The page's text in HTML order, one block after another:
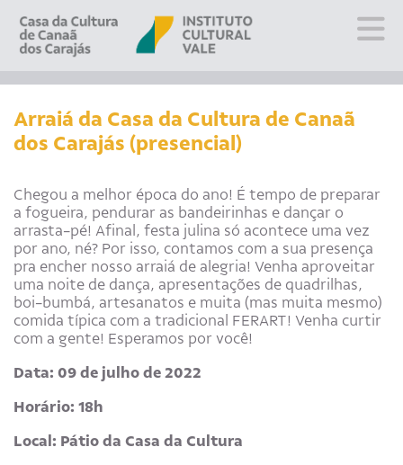
Sobre
Visite
Editais
Fale conosco
PT ES
Arraiá da Casa da Cultura de Canaã
dos Carajás (presencial)
Chegou a melhor época do ano! É tempo de preparar
a fogueira, pendurar as bandeirinhas e dançar o
arrasta-pé! Afinal, festa julina só acontece uma vez
por ano, né? Por isso, contamos com a sua presença
pra encher nosso arraiá de alegria! Venha aproveitar
uma noite de dança, apresentações de quadrilhas,
boi-bumbá, artesanatos e muita (mas muita mesmo)
comida típica com a tradicional FERART! Venha curtir
com a gente! Esperamos por você!
Data: 09 de julho de 2022
Horário: 18h
Local: Pátio da Casa da Cultura